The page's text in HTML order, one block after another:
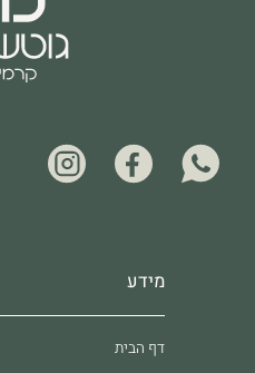
מידע
דף הבית